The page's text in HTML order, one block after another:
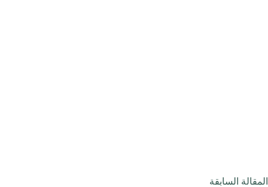
المقالة السابقة